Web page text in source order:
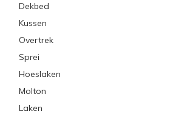
Dekbed
Kussen
Overtrek
Sprei
Hoeslaken
Molton
Laken